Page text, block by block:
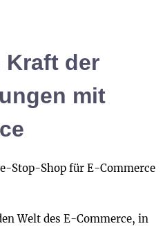
Kraft der
mit
Stop-Shop für E-Commerce
Welt des E-Commerce, in